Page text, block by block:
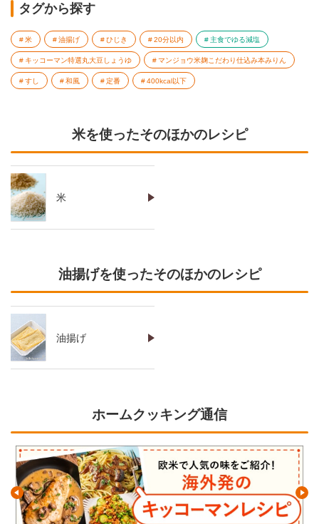
タグから探す
米 油揚げ ひじき 20分以内 主食でゆる減塩
キッコーマン特選丸大豆しょうゆ マンジョウ米麹こだわり仕込み本みりん
すし 和風 定番 400kcal以下
米を使ったそのほかのレシピ
米
油揚げを使ったそのほかのレシピ
油揚げ
ホームクッキング通信